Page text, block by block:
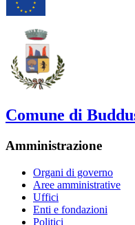
Comune di
Amministrazione
Organi di governo
Aree amministrative
Uffici
Enti e fondazioni
Politici